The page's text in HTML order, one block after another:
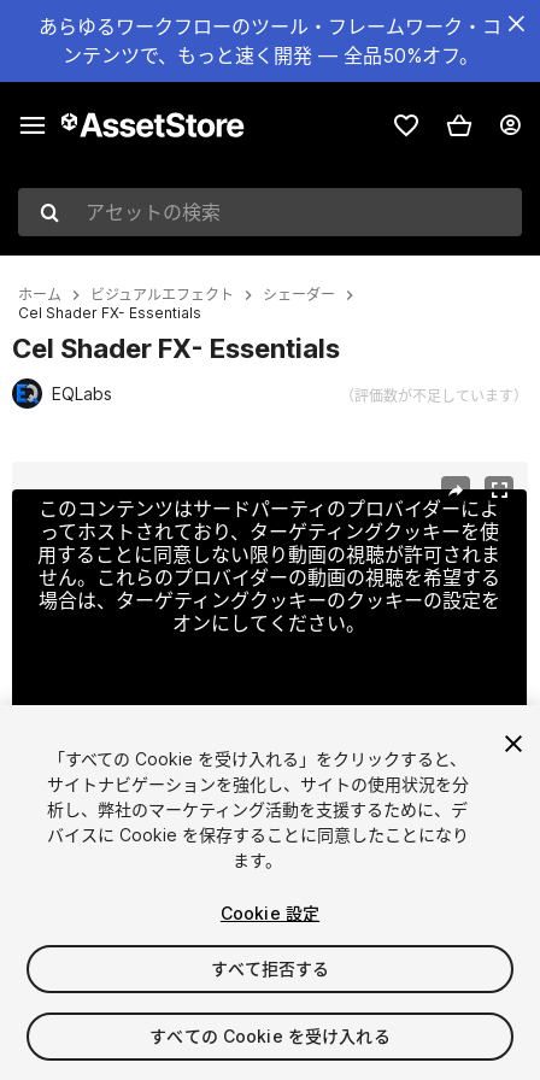
あらゆるワークフローのツール・フレームワーク・コ
ンテンツで、もっと速く開発 — 全品50%オフ。
アセットの検索
ホーム ビジュアルエフェクト
シェーダー
Cel Shader FX- Essentials
Cel Shader FX- Essentials
EQLabs （評価数が不足しています）
このコンテンツはサードパーティのプロバイダーによ
ってホストされており、ターゲティングクッキーを使
用することに同意しない限り動画の視聴が許可されま
せん。これらのプロバイダーの動画の視聴を希望する
場合は、ターゲティングクッキーのクッキーの設定を
オンにしてください。
1/ 19
$49.90
消費税は決済時に計算されます
「すべての Cookie を受け入れる」をクリックすると、
サイトナビゲーションを強化し、サイトの使用状況を分
析し、弊社のマーケティング活動を支援するために、デ
バイスに Cookie を保存することに同意したことになり
ます。
Cookie 設定
すべて拒否する
すべての Cookie を受け入れる